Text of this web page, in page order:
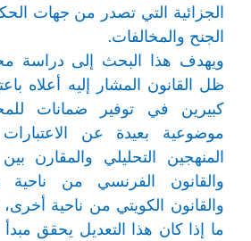
الجزائية التي تصدر من جهات
الجنح والمخالفات.
ويهدف هذا البحث إلى دراسة
ظل القانون المشار إليه أعلاه
كبيرين في توفير ضمانات
موضوعية بعيدة عن الاعتبارات
المنهجين التحليلي والمقارن
والقانون الفرنسي من ناحية
والقانون الكويتي من ناحية
ما إذا كان هذا التعديل يحقق مبدأ